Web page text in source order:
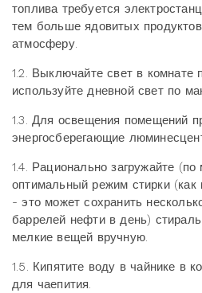
топлива требуется
тем больше ядовитых
атмосферу.
1.2. Выключайте свет в комнате
используйте дневной свет по
1.3. Для освещения помещений
энергосберегающие
1.4. Рационально загружайте
оптимальный режим стирки
- это может сохранить
баррелей нефти в день)
мелкие вещей вручную.
1.5. Кипятите воду в чайнике в
для чаепития.